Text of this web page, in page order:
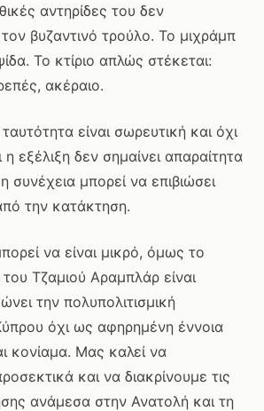
αντηρίδες του δεν
βυζαντινό τρούλο. Το μιχράμπ
Το κτίριο απλώς στέκεται:
ακέραιο.
είναι σωρευτική και όχι
η εξέλιξη δεν σημαίνει απαραίτητα
συνέχεια μπορεί να επιβιώσει
την κατάκτηση.
να είναι μικρό, όμως το
Τζαμιού Αραμπλάρ είναι
την πολυπολιτισμική
όχι ως αφηρημένη έννοια
κονίαμα. Μας καλεί να
και να διακρίνουμε τις
ανάμεσα στην Ανατολή και τη